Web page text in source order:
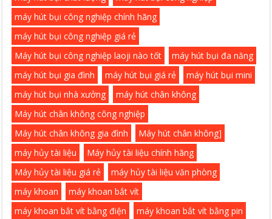
máy hút bụi công nghiệp chính hãng
máy hút bụi công nghiệp giá rẻ
Máy hút bụi công nghiệp laoji nào tốt
máy hút bụi đa năng
máy hút bụi gia đình
máy hút bụi giá rẻ
máy hút bụi mini
máy hút bụi nhà xưởng
máy hút chân không
Máy hút chân không công nghiệp
Máy hút chân không gia đình
Máy hút chân không]
máy hủy tài liệu
Máy hủy tài liệu chính hãng
Máy hủy tài liệu giá rẻ
máy hủy tài liệu văn phòng
máy khoan
máy khoan bắt vít
máy khoan bắt vít bằng điện
máy khoan bắt vít bằng pin